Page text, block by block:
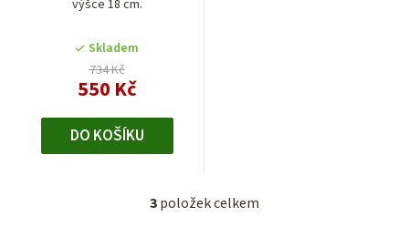
výšce 18 cm.
Skladem
734 Kč
550 Kč
DO KOŠÍKU
O
3položek celkem